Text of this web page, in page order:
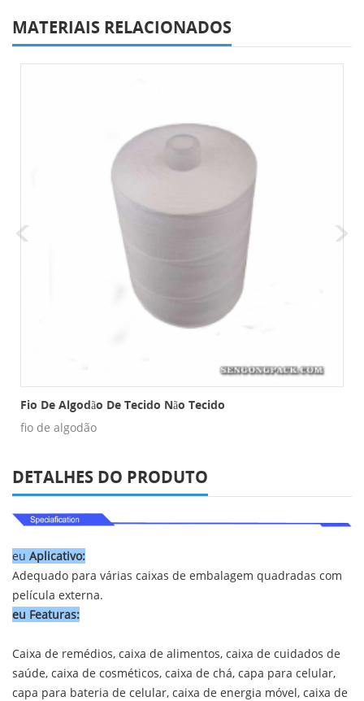
MATERIAIS RELACIONADOS
Fio De Algodão De Tecido Não Tecido
fio de algodão
DETALHES DO PRODUTO
eu Aplicativo:
Adequado para várias caixas de embalagem quadradas com
película externa.
eu Featuras:
Caixa de remédios, caixa de alimentos, caixa de cuidados de
saúde, caixa de cosméticos, caixa de chá, capa para celular,
capa para bateria de celular, caixa de energia móvel, caixa de